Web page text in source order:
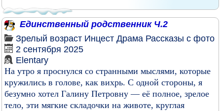
Единственный родственник Ч.2
Зрелый возраст Инцест Драма Рассказы с фото
2 сентября 2025
Elentary
На утро я проснулся со странными мыслями, которые
кружились в голове, как вихрь. С одной стороны, я
безумно хотел Галину Петровну — её полное, зрелое
тело, эти мягкие складочки на животе, круглая